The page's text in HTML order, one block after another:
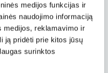
medijos funkcijas ir
naudojimo informaciją
medijos, reklamavimo ir
ją pridėti prie kitos jūsų
surinktos
saunos dvasią
yra įkūrę ir
galima
dangumi,
įvairių Suomijos